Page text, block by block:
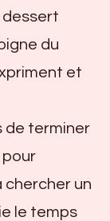
dessert
du
et
de terminer
pour
chercher un
le temps